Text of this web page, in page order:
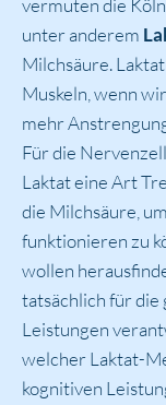
vermuten die
unter anderem
Milchsäure.
Muskeln, wenn
mehr
Für die
Laktat eine Art
die Milchsäure,
funktionieren zu
wollen
tatsächlich für
Leistungen
welcher Laktat-
kognitiven